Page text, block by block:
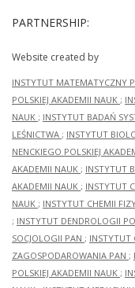
PARTNERSHIP:
Website created by
INSTYTUT MATEMATYCZNY
POLSKIEJ AKADEMII NAUK ;
NAUK ; INSTYTUT BADAŃ
LEŚNICTWA ; INSTYTUT
NENCKIEGO POLSKIEJ
AKADEMII NAUK ; INSTYTUT
AKADEMII NAUK ; INSTYTUT
NAUK ; INSTYTUT CHEMII
; INSTYTUT DENDROLOGII
SOCJOLOGII PAN ; INSTYTUT
ZAGOSPODAROWANIA PAN ;
POLSKIEJ AKADEMII NAUK ;